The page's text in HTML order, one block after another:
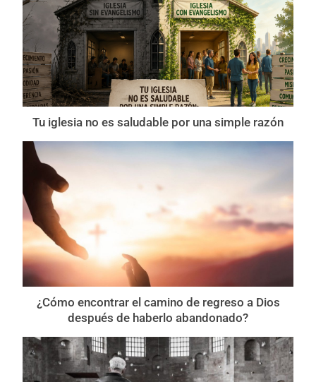
Tu iglesia no es saludable por una simple razón
¿Cómo encontrar el camino de regreso a Dios
después de haberlo abandonado?